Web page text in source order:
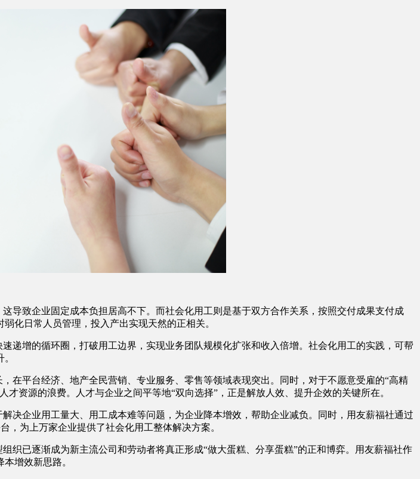
导致企业固定成本负担居高不下。而社会化用工则是基于双方合作关系，按照交付成果支付成
化日常人员管理，投入产出实现天然的正相关。
递增的循环圈，打破用工边界，实现业务团队规模化扩张和收入倍增。社会化用工的实践，可帮
在平台经济、地产全民营销、专业服务、零售等领域表现突出。同时，对于不愿意受雇的“高精
资源的浪费。人才与企业之间平等地“双向选择”，正是解放人效、提升企效的关键所在。
解决企业用工量大、用工成本难等问题，为企业降本增效，帮助企业减负。同时，用友薪福社通过
，为上万家企业提供了社会化用工整体解决方案。
织已逐渐成为新主流公司和劳动者将真正形成“做大蛋糕、分享蛋糕”的正和博弈。用友薪福社作
增效新思路。